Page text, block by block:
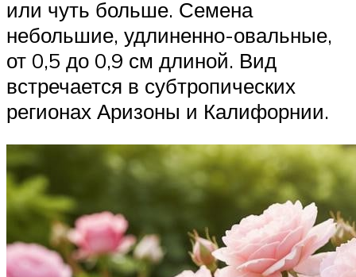
или чуть больше. Семена
небольшие, удлиненно-овальные,
от 0,5 до 0,9 см длиной. Вид
встречается в субтропических
регионах Аризоны и Калифорнии.